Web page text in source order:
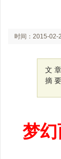
时间：2015-02-
文 章
摘 要
梦幻